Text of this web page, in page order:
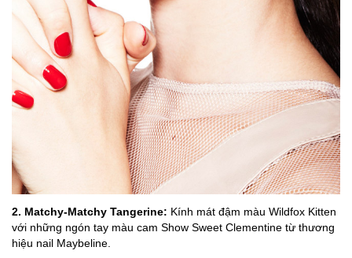
2. Matchy-Matchy Tangerine: Kính mát đậm màu Wildfox Kitten
với những ngón tay màu cam Show Sweet Clementine từ thương
hiệu nail Maybeline.